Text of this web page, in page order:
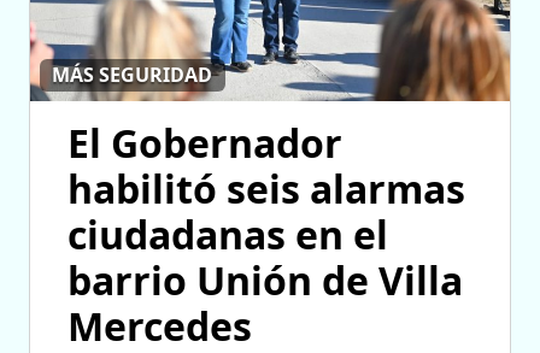
MÁS SEGURIDAD
El Gobernador
habilitó seis alarmas
ciudadanas en el
barrio Unión de Villa
Mercedes